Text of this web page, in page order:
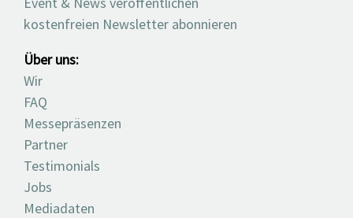
kostenfreien Newsletter abonnieren
Über uns:
Wir
FAQ
Messepräsenzen
Partner
Testimonials
Jobs
Mediadaten